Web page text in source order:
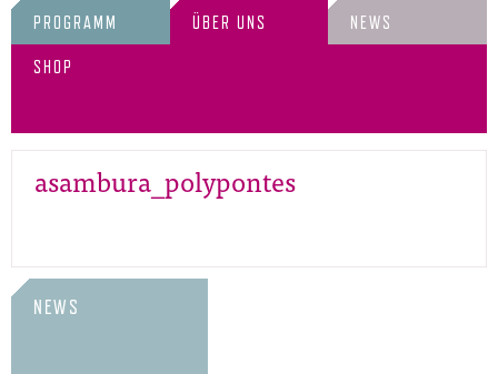
PROGRAMM ÜBER UNS NEWS
SHOP
asambura_polypontes
NEWS